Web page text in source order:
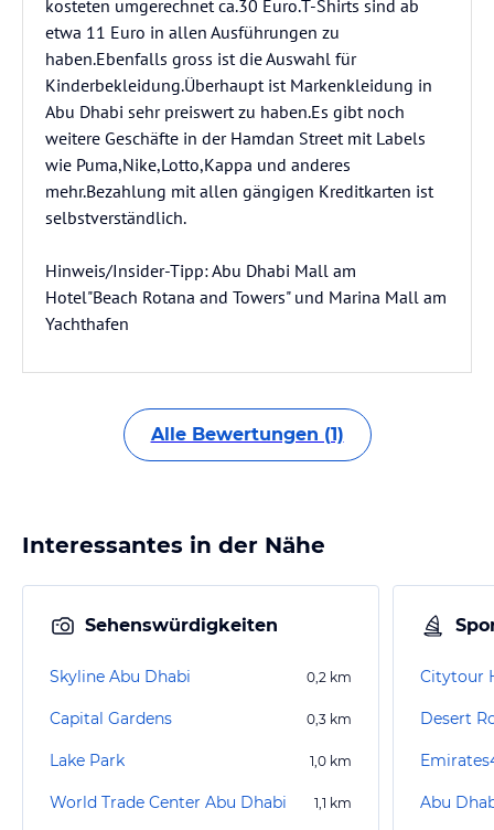
kosteten umgerechnet ca.30 Euro.T-Shirts sind ab
etwa 11 Euro in allen Ausführungen zu
haben.Ebenfalls gross ist die Auswahl für
Kinderbekleidung.Überhaupt ist Markenkleidung in
Abu Dhabi sehr preiswert zu haben.Es gibt noch
weitere Geschäfte in der Hamdan Street mit Labels
wie Puma,Nike,Lotto,Kappa und anderes
mehr.Bezahlung mit allen gängigen Kreditkarten ist
selbstverständlich.
Hinweis/Insider-Tipp: Abu Dhabi Mall am
Hotel"Beach Rotana and Towers" und Marina Mall am
Alle Bewertungen (1)
Interessantes in der Nähe
Sehenswürdigkeiten
Skyline Abu Dhabi 0,2 km
Capital Gardens 0,3 km
Lake Park 1,0 km
World Trade Center Abu Dhabi 1,1 km
Desert
Abu